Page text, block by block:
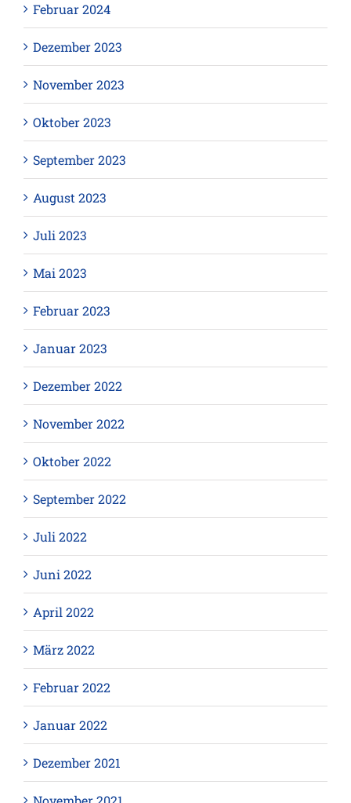
Februar 2024
Dezember 2023
November 2023
Oktober 2023
September 2023
August 2023
Juli 2023
Mai 2023
Februar 2023
Januar 2023
Dezember 2022
November 2022
Oktober 2022
September 2022
Juli 2022
Juni 2022
April 2022
März 2022
Februar 2022
Januar 2022
Dezember 2021